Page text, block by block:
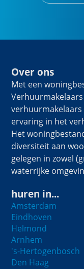
Over ons
Met een
verhuurmakelaars
ervaring in het
Het
diversiteit aan
gelegen in zowel
waterrijke
huren in...
Amsterdam
Eindhoven
Helmond
Arnhem
's-Hertogenbosch
Den Haag